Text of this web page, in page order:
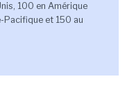
100 en Amérique
Pacifique et 150 au